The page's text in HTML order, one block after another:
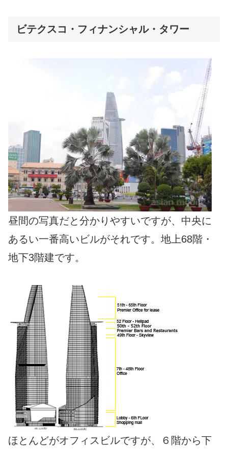
ビテクスコ・フィナンシャル・タワー
昼間の写真だと分かりやすいですが、中央に
あるい一番高いビルがそれです。地上68階・
地下3階建です。
ほとんどがオフィスビルですが、６階から下